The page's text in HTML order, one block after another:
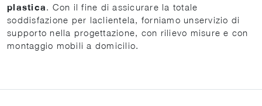
plastica. Con il fine di assicurare la totale
soddisfazione per laclientela, forniamo unservizio di
supporto nella progettazione, con rilievo misure e con
montaggio mobili a domicilio.